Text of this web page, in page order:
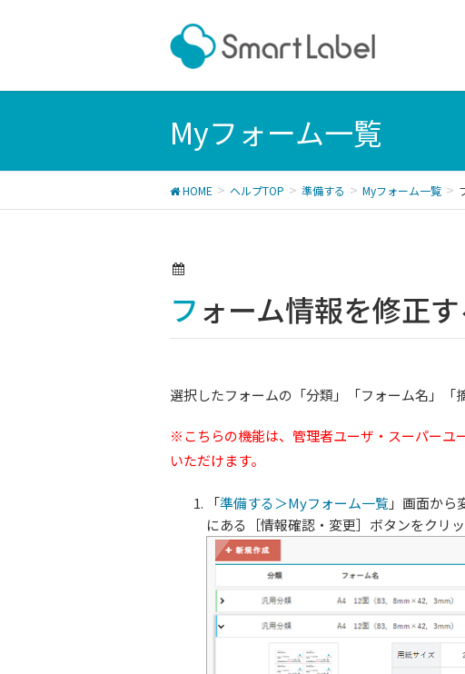
Myフォーム一覧
HOME ヘルプTOP 準備する Myフォーム一覧
フォーム情報を修正
選択したフォームの「分類」「フォーム名」「
※こちらの機能は、管理者ユーザ・スーパーユ
いただけます。
「準備する＞Myフォーム一覧 」画面から
にある［情報確認・変更］ボタンをクリッ